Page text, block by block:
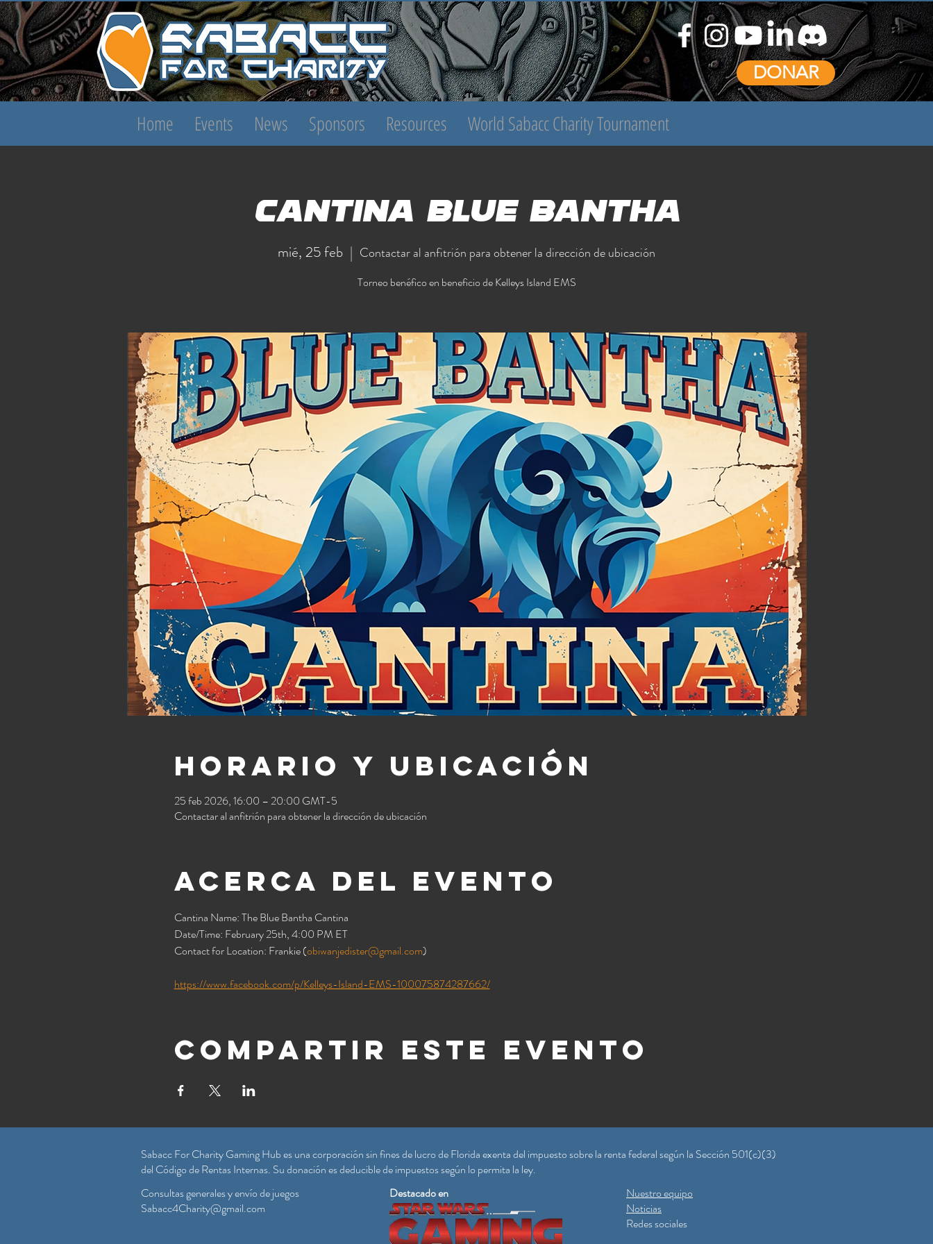
DONAR
Home Events News Sponsors Resources World Sabacc Charity Tournament
Cantina Blue Bantha
mié, 25 feb
  |
Contactar al anfitrión para obtener la dirección de ubicación
Torneo benéfico en beneficio de Kelleys Island EMS
Horario y ubicación
25 feb 2026, 16:00 – 20:00 GMT-5
Contactar al anfitrión para obtener la dirección de ubicación
Acerca del evento
Cantina Name: The Blue Bantha Cantina
Date/Time: February 25th, 4:00 PM ET
Contact for Location: Frankie (obiwanjedister@gmail.com)
https://www.facebook.com/p/Kelleys-Island-EMS-100075874287662/
Compartir este evento
Sabacc For Charity Gaming Hub es una corporación sin fines de lucro de Florida exenta del impuesto sobre la renta federal según la Sección 501(c)(3)
del Código de Rentas Internas. Su donación es deducible de impuestos según lo permita la ley.
Consultas generales y envío de juegos
Sabacc4Charity@gmail.com
Destacado en
Nuestro equipo
Noticias
Redes sociales